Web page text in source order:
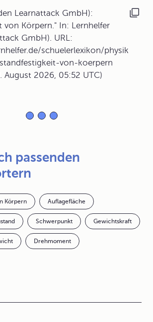
Learnattack GmbH):
von Körpern." In: Lernhelfer
GmbH). URL:
schuelerlexikon/physik
von-koerpern
August 2026, 05:52 UTC)
passenden
Körpern Auflagefläche
Schwerpunkt Gewichtskraft
Drehmoment